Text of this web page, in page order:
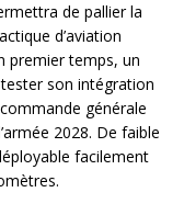
de pallier la
d’aviation
premier temps, un
son intégration
générale
2028. De faible
facilement